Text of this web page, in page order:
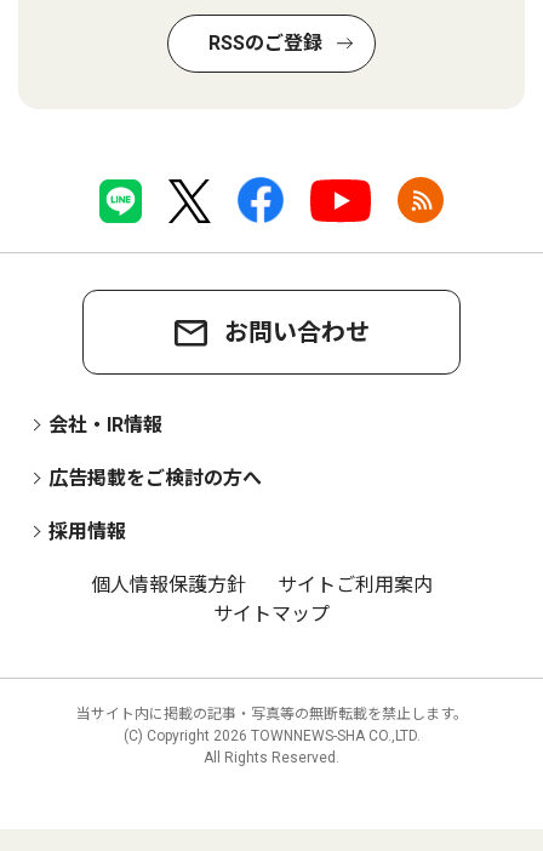
RSSのご登録
お問い合わせ
会社・IR情報
広告掲載をご検討の方へ
採用情報
個人情報保護方針
サイトご利用案内
サイトマップ
当サイト内に掲載の記事・写真等の無断転載を禁止します。
(C) Copyright 2026 TOWNNEWS-SHA CO.,LTD.
All Rights Reserved.